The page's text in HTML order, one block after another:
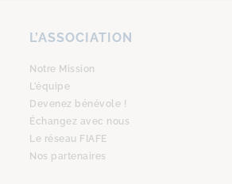
L’ASSOCIATION
Notre Mission
L’équipe
Devenez bénévole !
Échangez avec nous
Le réseau FIAFE
Nos partenaires